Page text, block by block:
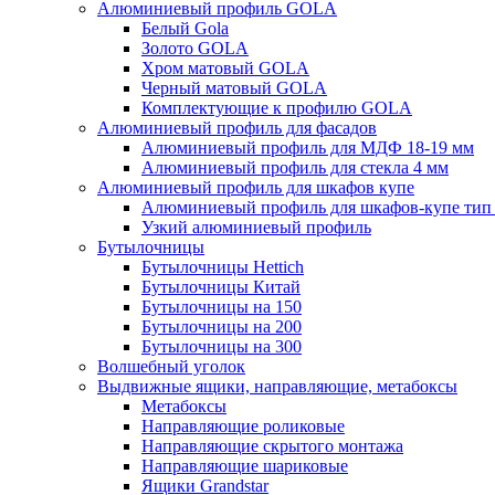
Алюминиевый профиль GOLA
Белый Gola
Золото GOLA
Хром матовый GOLA
Черный матовый GOLA
Комплектующие к профилю GOLA
Алюминиевый профиль для фасадов
Алюминиевый профиль для МДФ 18-19 мм
Алюминиевый профиль для стекла 4 мм
Алюминиевый профиль для шкафов купе
Алюминиевый профиль для шкафов-купе
Узкий алюминиевый профиль
Бутылочницы
Бутылочницы Hettich
Бутылочницы Китай
Бутылочницы на 150
Бутылочницы на 200
Бутылочницы на 300
Волшебный уголок
Выдвижные ящики, направляющие, метабоксы
Метабоксы
Направляющие роликовые
Направляющие скрытого монтажа
Направляющие шариковые
Ящики Grandstar